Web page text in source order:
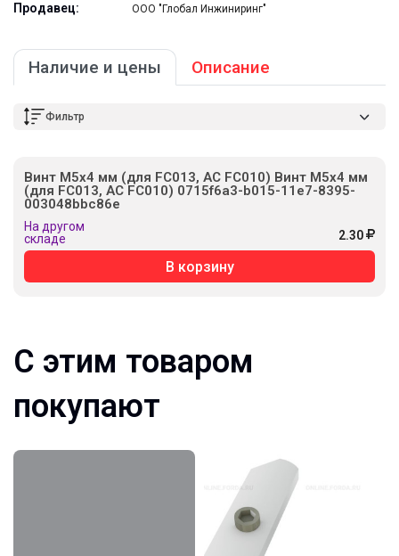
Продавец: ООО "Глобал Инжиниринг"
Наличие и цены Описание
Фильтр
Винт М5х4 мм (для FC013, AC FC010) Винт М5х4 мм
(для FC013, AC FC010) 0715f6a3-b015-11e7-8395-
003048bbc86e
На другом
складе
2.30
В корзину
С этим товаром
покупают